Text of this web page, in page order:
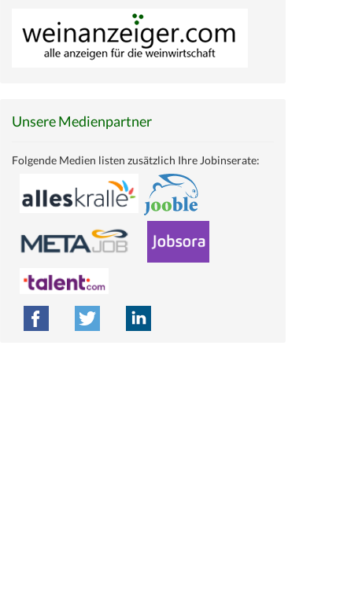
Unsere Medienpartner
Folgende Medien listen zusätzlich Ihre Jobinserate: